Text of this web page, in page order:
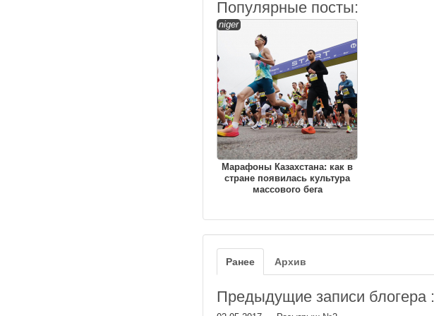
Популярные посты:
niger
Марафоны Казахстана: как в
стране появилась культура
массового бега
Ранее Архив
Предыдущие записи блогера :